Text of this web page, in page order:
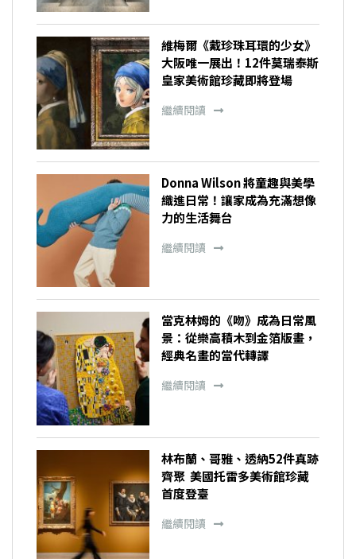
維梅爾《戴珍珠耳環的少女》
大阪唯一展出！12件莫瑞泰斯
皇家美術館珍藏即將登場
繼續閱讀
Donna Wilson 將童趣與美學
織進日常！讓家成為充滿想像
力的生活舞台
繼續閱讀
當克林姆的《吻》成為日常風
景：從樂高積木到金箔版畫，
經典名畫的當代轉譯
繼續閱讀
林布蘭、哥雅、透納52件真跡
齊聚 美國托雷多美術館珍藏
首度登臺
繼續閱讀